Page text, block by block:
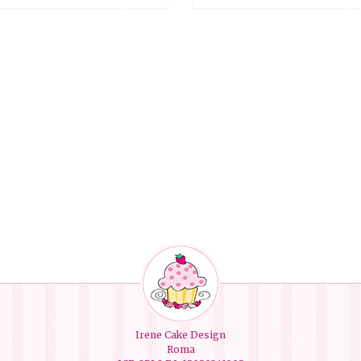
Irene Cake Design
Roma